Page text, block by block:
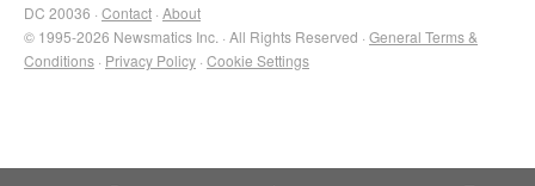
DC 20036 · Contact · About
© 1995-2026 Newsmatics Inc. · All Rights Reserved · General Terms &
Conditions · Privacy Policy · Cookie Settings